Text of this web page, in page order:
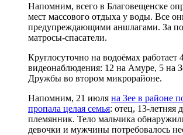
Напомним, всего в Благовещенске
мест массового отдыха у воды. Все
предупреждающими аншлагами. За
матросы-спасатели.
Круглосуточно на водоёмах работает
видеонаблюдения: 12 на Амуре, 5 на
Дружбы во втором микрорайоне.
Напомним, 21 июля на Зее в районе
пропала целая семья: отец, 13-летняя
племянник. Тело мальчика
девочки и мужчины потребовалось